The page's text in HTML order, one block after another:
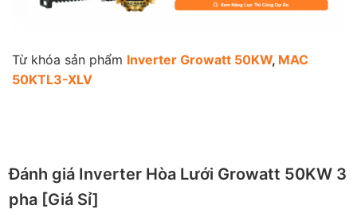
Từ khóa sản phẩm Inverter Growatt 50KW, MAC
50KTL3-XLV
Đánh giá Inverter Hòa Lưới Growatt 50KW 3
pha [Giá Sỉ]